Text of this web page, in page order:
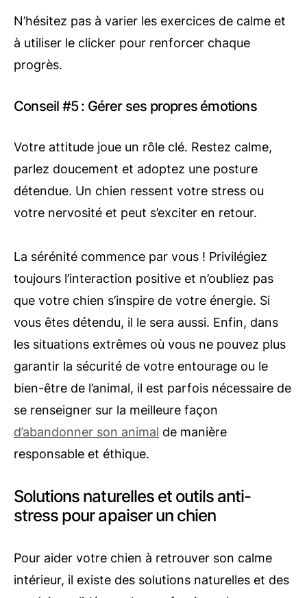
N’hésitez pas à varier les exercices de calme et
à utiliser le clicker pour renforcer chaque
progrès.
Conseil #5 : Gérer ses propres émotions
Votre attitude joue un rôle clé. Restez calme,
parlez doucement et adoptez une posture
détendue. Un chien ressent votre stress ou
votre nervosité et peut s’exciter en retour.
La sérénité commence par vous ! Privilégiez
toujours l’interaction positive et n’oubliez pas
que votre chien s’inspire de votre énergie. Si
vous êtes détendu, il le sera aussi. Enfin, dans
les situations extrêmes où vous ne pouvez plus
garantir la sécurité de votre entourage ou le
bien-être de l’animal, il est parfois nécessaire de
se renseigner sur la meilleure façon
d’abandonner son animal de manière
responsable et éthique.
Solutions naturelles et outils anti-
stress pour apaiser un chien
Pour aider votre chien à retrouver son calme
intérieur, il existe des solutions naturelles et des